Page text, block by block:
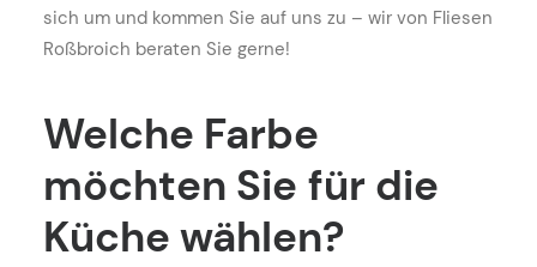
sich um und kommen Sie auf uns zu – wir von Fliesen
Roßbroich beraten Sie gerne!
Welche Farbe
möchten Sie für die
Küche wählen?